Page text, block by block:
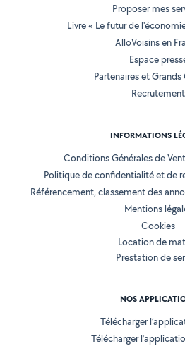
Proposer mes
Livre « Le futur de
AlloVoisins en
Espace
Partenaires et
Recrutement
INFORMATIONS
Conditions Générales de
Politique de confidentialité et de
Référencement, classement des
Mentions
Cookies
Location de
Prestation de
NOS
Télécharger
Télécharger